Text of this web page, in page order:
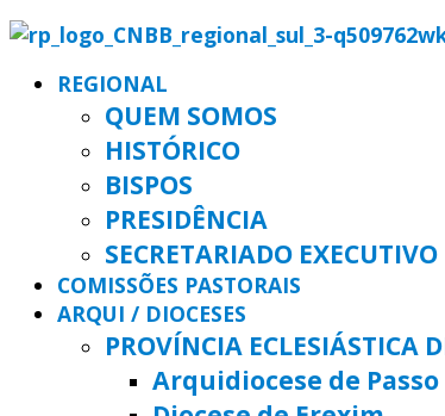
REGIONAL
QUEM SOMOS
HISTÓRICO
BISPOS
PRESIDÊNCIA
SECRETARIADO EXECUTIVO
COMISSÕES PASTORAIS
ARQUI / DIOCESES
PROVÍNCIA ECLESIÁSTICA
Arquidiocese de